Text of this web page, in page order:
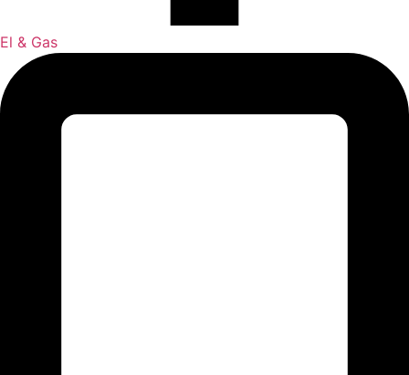
El & Gas